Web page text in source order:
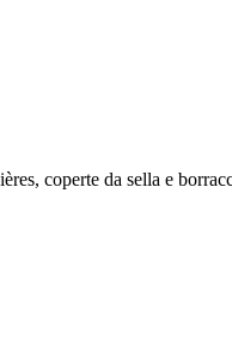
coperte da sella e